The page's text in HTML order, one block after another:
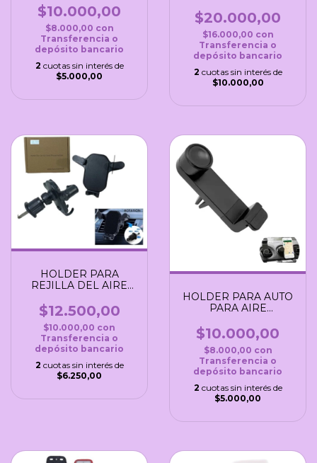
$10.000,00
$8.000,00 con
Transferencia o
depósito bancario
2 cuotas sin interés de
$5.000,00
$20.000,00
$16.000,00 con
Transferencia o
depósito bancario
2 cuotas sin interés de
$10.000,00
HOLDER PARA
REJILLA DEL AIRE
$12.500,00
$10.000,00 con
Transferencia o
depósito bancario
2 cuotas sin interés de
$6.250,00
HOLDER PARA AUTO
PARA AIRE
$10.000,00
$8.000,00 con
Transferencia o
depósito bancario
2 cuotas sin interés de
$5.000,00